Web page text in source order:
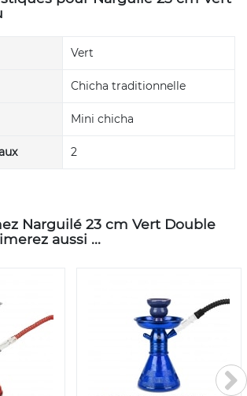
Vert
Chicha traditionnelle
Mini chicha
2
Narguilé 23 cm Vert Double
aussi ...